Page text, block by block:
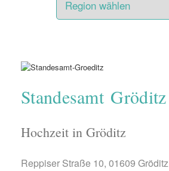
Standesamt Gröditz
Hochzeit in Gröditz
Reppiser Straße 10, 01609 Gröditz